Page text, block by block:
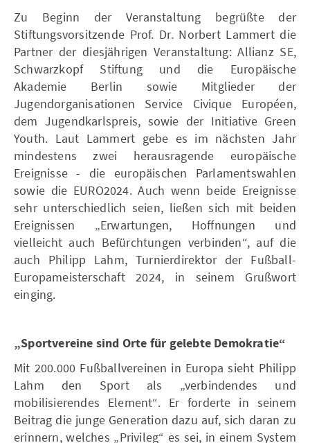
Zu Beginn der Veranstaltung begrüßte der
Stiftungsvorsitzende Prof. Dr. Norbert Lammert die
Partner der diesjährigen Veranstaltung: Allianz SE,
Schwarzkopf Stiftung und die Europäische
Akademie Berlin sowie Mitglieder der
Jugendorganisationen Service Civique Européen,
dem Jugendkarlspreis, sowie der Initiative Green
Youth. Laut Lammert gebe es im nächsten Jahr
mindestens zwei herausragende europäische
Ereignisse - die europäischen Parlamentswahlen
sowie die EURO2024. Auch wenn beide Ereignisse
sehr unterschiedlich seien, ließen sich mit beiden
Ereignissen „Erwartungen, Hoffnungen und
vielleicht auch Befürchtungen verbinden“, auf die
auch Philipp Lahm, Turnierdirektor der Fußball-
Europameisterschaft 2024, in seinem Grußwort
einging.
„Sportvereine sind Orte für gelebte Demokratie“
Mit 200.000 Fußballvereinen in Europa sieht Philipp
Lahm den Sport als „verbindendes und
mobilisierendes Element“. Er forderte in seinem
Beitrag die junge Generation dazu auf, sich daran zu
erinnern, welches „Privileg“ es sei, in einem System